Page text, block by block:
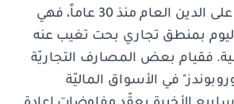
تحصيلها للفوائد على الدين العام منذ 30 عاماً، فهي
بمنطق تجاري بحت تغيب عنه
فقيام بعض المصارف التجاريّة
في الأسواق الماليّة